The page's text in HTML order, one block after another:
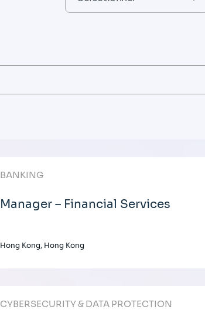
BANKING
Manager – Financial Services
Hong Kong, Hong Kong
CYBERSECURITY & DATA PROTECTION